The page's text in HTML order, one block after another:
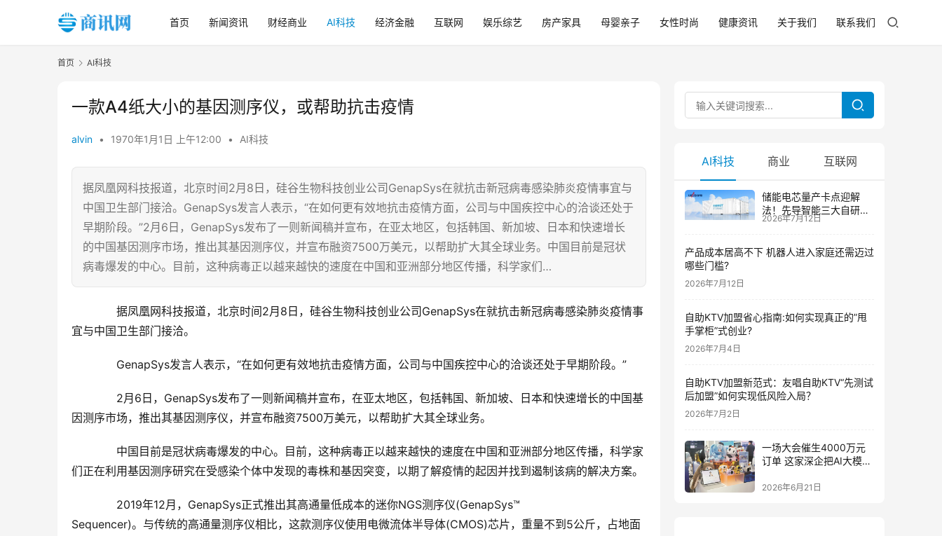
首页 新闻资讯 财经商业 AI科技 经济金融 互联网 娱乐综艺 房产家具 母婴亲子 女性时尚 健康资讯 关于我们 联系我们
首页 AI科技
一款A4纸大小的基因测序仪，或帮助抗击疫情
alvin • 1970年1月1日 上午12:00 • AI科技
据凤凰网科技报道，北京时间2月8日，硅谷生物科技创业公司GenapSys在就抗击新冠病毒感染肺炎疫情事宜与
中国卫生部门接洽。GenapSys发言人表示，“在如何更有效地抗击疫情方面，公司与中国疾控中心的洽谈还处于
早期阶段。”2月6日，GenapSys发布了一则新闻稿并宣布，在亚太地区，包括韩国、新加坡、日本和快速增长
的中国基因测序市场，推出其基因测序仪，并宣布融资7500万美元，以帮助扩大其全球业务。中国目前是冠状
病毒爆发的中心。目前，这种病毒正以越来越快的速度在中国和亚洲部分地区传播，科学家们…
据凤凰网科技报道，北京时间2月8日，硅谷生物科技创业公司GenapSys在就抗击新冠病毒感染肺炎疫情事
宜与中国卫生部门接洽。
GenapSys发言人表示，“在如何更有效地抗击疫情方面，公司与中国疾控中心的洽谈还处于早期阶段。”
2月6日，GenapSys发布了一则新闻稿并宣布，在亚太地区，包括韩国、新加坡、日本和快速增长的中国基
因测序市场，推出其基因测序仪，并宣布融资7500万美元，以帮助扩大其全球业务。
中国目前是冠状病毒爆发的中心。目前，这种病毒正以越来越快的速度在中国和亚洲部分地区传播，科学家
们正在利用基因测序研究在受感染个体中发现的毒株和基因突变，以期了解疫情的起因并找到遏制该病的解决方案。
2019年12月，GenapSys正式推出其高通量低成本的迷你NGS测序仪(GenapSys™
Sequencer)。与传统的高通量测序仪相比，这款测序仪使用电微流体半导体(CMOS)芯片，重量不到5公斤，占地面
AI科技 商业 互联网
储能电芯量产卡点迎解
法！先导智能三大自研技
术攻克大尺寸制芯难题
2026年7月12日
产品成本居高不下 机器人进入家庭还需迈过
哪些门槛?
2026年7月12日
自助KTV加盟省心指南:如何实现真正的”甩
手掌柜”式创业?
2026年7月4日
自助KTV加盟新范式：友唱自助KTV“先测试
后加盟”如何实现低风险入局？
2026年7月2日
一场大会催生4000万元
订单 这家深企把AI大模型
2026年6月21日